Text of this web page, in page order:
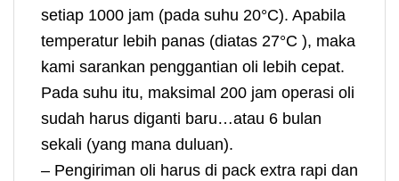
setiap 1000 jam (pada suhu 20°C). Apabila
temperatur lebih panas (diatas 27°C ), maka
kami sarankan penggantian oli lebih cepat.
Pada suhu itu, maksimal 200 jam operasi oli
sudah harus diganti baru…atau 6 bulan
sekali (yang mana duluan).
– Pengiriman oli harus di pack extra rapi dan